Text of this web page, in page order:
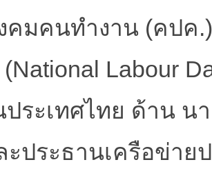
คมคนทำงาน (คปค
Labour
ประเทศไทย ด้าน
ะประธานเครือข่า